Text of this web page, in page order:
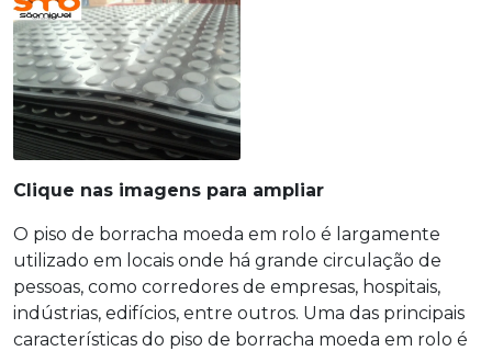
Clique nas imagens para ampliar
O piso de borracha moeda em rolo é largamente
utilizado em locais onde há grande circulação de
pessoas, como corredores de empresas, hospitais,
indústrias, edifícios, entre outros. Uma das principais
características do piso de borracha moeda em rolo é